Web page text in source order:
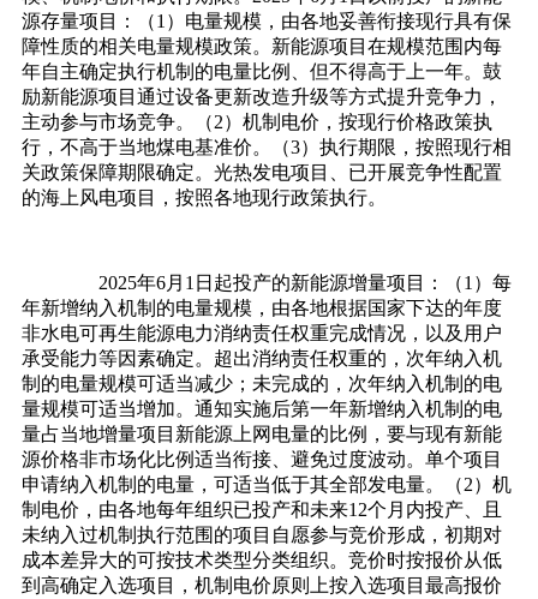
源存量项目：（1）电量规模，由各地妥善衔接现行具有保
障性质的相关电量规模政策。新能源项目在规模范围内每
年自主确定执行机制的电量比例、但不得高于上一年。鼓
励新能源项目通过设备更新改造升级等方式提升竞争力，
主动参与市场竞争。（2）机制电价，按现行价格政策执
行，不高于当地煤电基准价。（3）执行期限，按照现行相
关政策保障期限确定。光热发电项目、已开展竞争性配置
的海上风电项目，按照各地现行政策执行。
2025年6月1日起投产的新能源增量项目：（1）每
年新增纳入机制的电量规模，由各地根据国家下达的年度
非水电可再生能源电力消纳责任权重完成情况，以及用户
承受能力等因素确定。超出消纳责任权重的，次年纳入机
制的电量规模可适当减少；未完成的，次年纳入机制的电
量规模可适当增加。通知实施后第一年新增纳入机制的电
量占当地增量项目新能源上网电量的比例，要与现有新能
源价格非市场化比例适当衔接、避免过度波动。单个项目
申请纳入机制的电量，可适当低于其全部发电量。（2）机
制电价，由各地每年组织已投产和未来12个月内投产、且
未纳入过机制执行范围的项目自愿参与竞价形成，初期对
成本差异大的可按技术类型分类组织。竞价时按报价从低
到高确定入选项目，机制电价原则上按入选项目最高报价